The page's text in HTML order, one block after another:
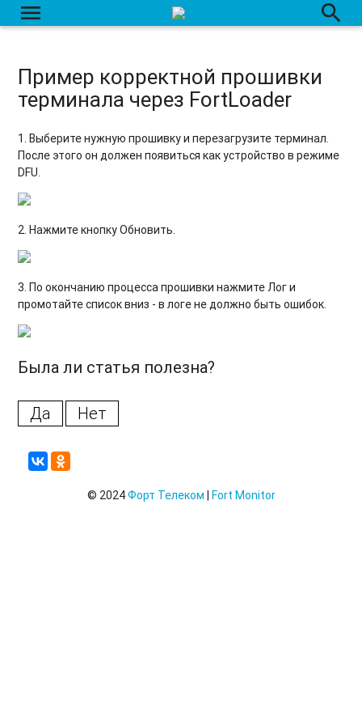
menu search
Пример корректной прошивки
терминала через FortLoader
1. Выберите нужную прошивку и перезагрузите терминал.
После этого он должен появиться как устройство в режиме
DFU.
2. Нажмите кнопку Обновить.
3. По окончанию процесса прошивки нажмите Лог и
промотайте список вниз - в логе не должно быть ошибок.
Была ли статья полезна?
Да Нет
© 2024Форт Телеком Fort Monitor